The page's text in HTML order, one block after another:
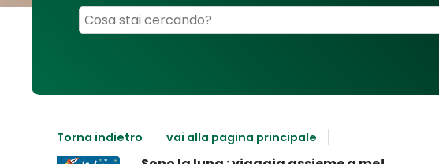
Cerca su "Biblioteca Multimediale Romualdo Sassi Fabriano"
Torna indietro vai alla pagina principale